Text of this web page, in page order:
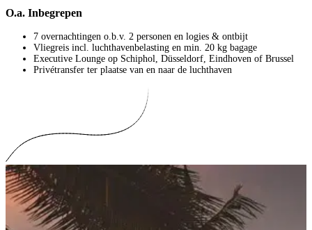
O.a. Inbegrepen
7 overnachtingen o.b.v. 2 personen en logies & ontbijt
Vliegreis incl. luchthavenbelasting en min. 20 kg bagage
Executive Lounge op Schiphol, Düsseldorf, Eindhoven of Brussel
Privétransfer ter plaatse van en naar de luchthaven